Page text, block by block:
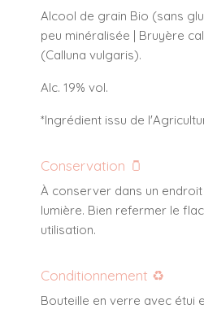
Alcool de grain Bio (sans
peu minéralisée | Bruyère
(Calluna vulgaris).
Alc. 19% vol.
*Ingrédient issu de
Conservation 🫙
À conserver dans un
lumière. Bien refermer le
utilisation.
Conditionnement ♻️
Bouteille en verre avec étui